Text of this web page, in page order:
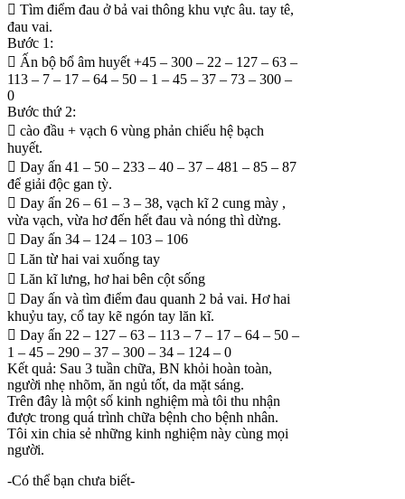
 Tìm điểm đau ở bả vai thông khu vực âu. tay tê,
đau vai.
Bước 1:
 Ấn bộ bổ âm huyết +45 – 300 – 22 – 127 – 63 –
113 – 7 – 17 – 64 – 50 – 1 – 45 – 37 – 73 – 300 –
0
Bước thứ 2:
 cào đầu + vạch 6 vùng phản chiếu hệ bạch
huyết.
 Day ấn 41 – 50 – 233 – 40 – 37 – 481 – 85 – 87
để giải độc gan tỳ.
 Day ấn 26 – 61 – 3 – 38, vạch kĩ 2 cung mày ,
vừa vạch, vừa hơ đến hết đau và nóng thì dừng.
 Day ấn 34 – 124 – 103 – 106
 Lăn từ hai vai xuống tay
 Lăn kĩ lưng, hơ hai bên cột sống
 Day ấn và tìm điểm đau quanh 2 bả vai. Hơ hai
khuỷu tay, cổ tay kẽ ngón tay lăn kĩ.
 Day ấn 22 – 127 – 63 – 113 – 7 – 17 – 64 – 50 –
1 – 45 – 290 – 37 – 300 – 34 – 124 – 0
Kết quả: Sau 3 tuần chữa, BN khỏi hoàn toàn,
người nhẹ nhõm, ăn ngủ tốt, da mặt sáng.
Trên đây là một số kinh nghiệm mà tôi thu nhận
được trong quá trình chữa bệnh cho bệnh nhân.
Tôi xin chia sẻ những kinh nghiệm này cùng mọi
người.
-Có thể bạn chưa biết-